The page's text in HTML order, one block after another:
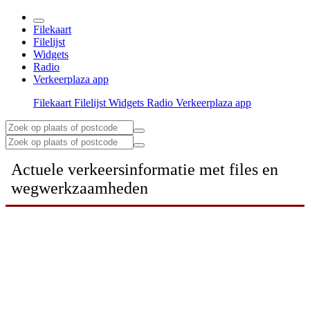
Filekaart
Filelijst
Widgets
Radio
Verkeerplaza app
Filekaart Filelijst Widgets Radio Verkeerplaza app
Actuele verkeersinformatie met files en
wegwerkzaamheden